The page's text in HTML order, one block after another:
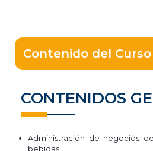
Contenido del Curso
CONTENIDOS
Administración de negocios
bebidas